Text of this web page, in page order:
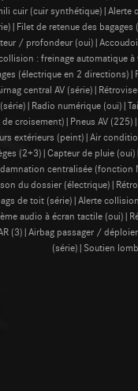
cuir (cuir synthétique)|Alerte
de retenue des
/ profondeur
: freinage automatique
(électrique en 2
central AV
numérique
de croisement)|Pneus AV
extérieurs (peint)|Air
(2+3)|Capteur de pluie
centralisée
du dossier
de toit (série)|Alerte
audio à écran tactile
(3)|Airbag passager /
(série)|Soutien